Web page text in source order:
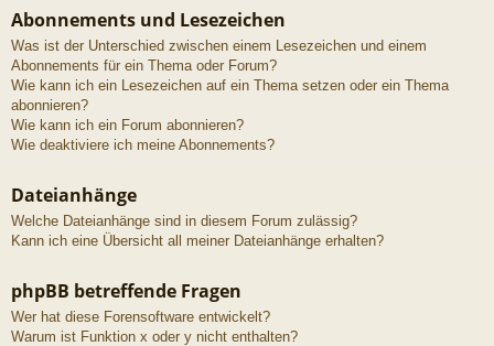
Abonnements und Lesezeichen
Was ist der Unterschied zwischen einem Lesezeichen und einem
Abonnements für ein Thema oder Forum?
Wie kann ich ein Lesezeichen auf ein Thema setzen oder ein Thema
abonnieren?
Wie kann ich ein Forum abonnieren?
Wie deaktiviere ich meine Abonnements?
Dateianhänge
Welche Dateianhänge sind in diesem Forum zulässig?
Kann ich eine Übersicht all meiner Dateianhänge erhalten?
phpBB betreffende Fragen
Wer hat diese Forensoftware entwickelt?
Warum ist Funktion x oder y nicht enthalten?